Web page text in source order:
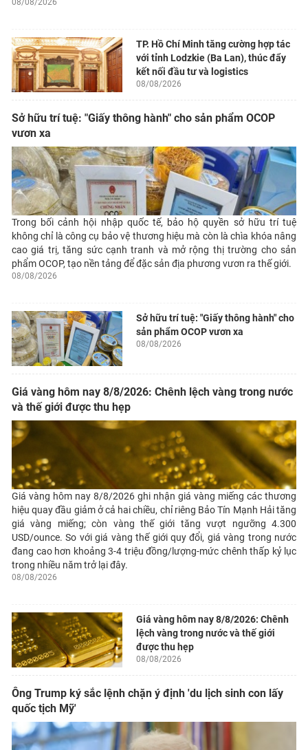
TP. Hồ Chí Minh tăng cường hợp tác
với tỉnh Lodzkie (Ba Lan), thúc đẩy
kết nối đầu tư và logistics
08/08/2026
Sở hữu trí tuệ: "Giấy thông hành" cho sản phẩm OCOP
vươn xa
Trong bối cảnh hội nhập quốc tế, bảo hộ quyền sở hữu trí tuệ
không chỉ là công cụ bảo vệ thương hiệu mà còn là chìa khóa nâng
cao giá trị, tăng sức cạnh tranh và mở rộng thị trường cho sản
phẩm OCOP, tạo nền tảng để đặc sản địa phương vươn ra thế giới.
08/08/2026
Sở hữu trí tuệ: "Giấy thông hành" cho
sản phẩm OCOP vươn xa
08/08/2026
Giá vàng hôm nay 8/8/2026: Chênh lệch vàng trong nước
và thế giới được thu hẹp
Giá vàng hôm nay 8/8/2026 ghi nhận giá vàng miếng các thương
hiệu quay đầu giảm ở cả hai chiều, chỉ riêng Bảo Tín Mạnh Hải tăng
giá vàng miếng; còn vàng thế giới tăng vượt ngưỡng 4.300
USD/ounce. So với giá vàng thế giới quy đổi, giá vàng trong nước
đang cao hơn khoảng 3-4 triệu đồng/lượng-mức chênh thấp kỷ lục
trong nhiều năm trở lại đây.
08/08/2026
Giá vàng hôm nay 8/8/2026: Chênh
lệch vàng trong nước và thế giới
được thu hẹp
08/08/2026
Ông Trump ký sắc lệnh chặn ý định 'du lịch sinh con lấy
quốc tịch Mỹ'